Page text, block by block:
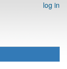
log in